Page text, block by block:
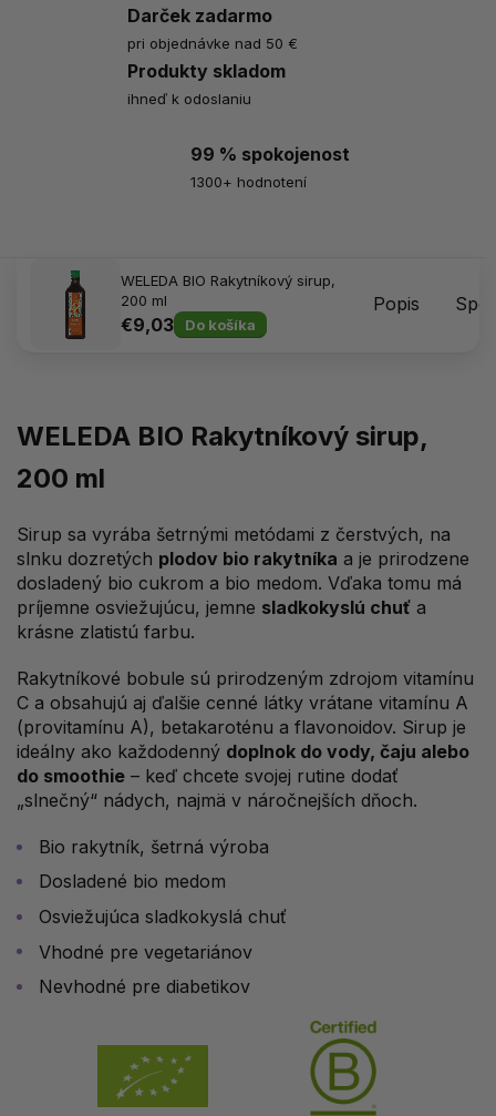
Darček zadarmo
pri objednávke nad 50 €
Produkty skladom
ihneď k odoslaniu
99 % spokojenost
1300+ hodnotení
WELEDA BIO Rakytníkový sirup,
200 ml
€9,03 Do košíka
Popis
WELEDA BIO Rakytníkový sirup,
200 ml
Sirup sa vyrába šetrnými metódami z čerstvých, na
slnku dozretých plodov bio rakytníka a je prirodzene
dosladený bio cukrom a bio medom. Vďaka tomu má
príjemne osviežujúcu, jemne sladkokyslú chuť a
krásne zlatistú farbu.
Rakytníkové bobule sú prirodzeným zdrojom vitamínu
C a obsahujú aj ďalšie cenné látky vrátane vitamínu A
(provitamínu A), betakaroténu a flavonoidov. Sirup je
ideálny ako každodenný doplnok do vody, čaju alebo
do smoothie – keď chcete svojej rutine dodať
„slnečný“ nádych, najmä v náročnejších dňoch.
Bio rakytník, šetrná výroba
Dosladené bio medom
Osviežujúca sladkokyslá chuť
Vhodné pre vegetariánov
Nevhodné pre diabetikov